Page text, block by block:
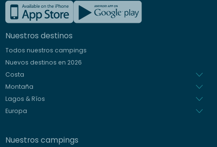
Francés
Inglés
Alemán
Nuestros destinos
Todos nuestros campings
Nuevos destinos en 2026
Costa
Montaña
Lagos & Ríos
Europa
Nuestros campings